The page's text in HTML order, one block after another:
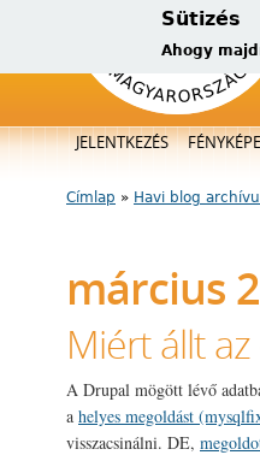
Sütizés
Ahogy
Főmenü
JELENTKEZÉS
Jelenlegi hely
Címlap » Havi blog
március
Miért állt
A Drupal mögött lévő
a helyes megoldást
visszacsinálni. DE,